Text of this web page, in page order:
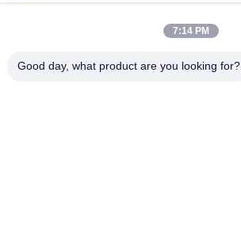
7:14 PM
Good day, what product are you looking for?